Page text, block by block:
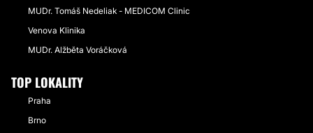
MUDr. Tomáš Nedeliak - MEDICOM Clinic
Venova Klinika
MUDr. Alžběta Voráčková
TOP LOKALITY
Praha
Brno